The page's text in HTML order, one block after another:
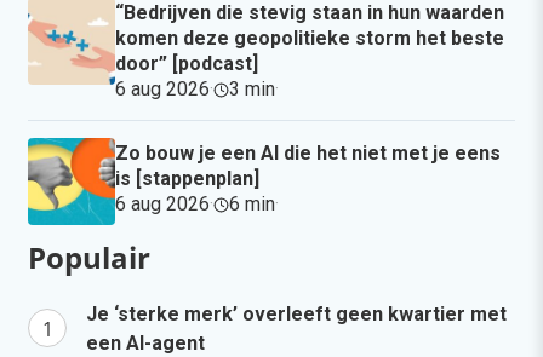
“Bedrijven die stevig staan in hun waarden
komen deze geopolitieke storm het beste
door” [podcast]
6 aug 2026· 3 min·
Zo bouw je een AI die het niet met je eens
is [stappenplan]
6 aug 2026· 6 min·
Populair
Je ‘sterke merk’ overleeft geen kwartier met
een AI-agent